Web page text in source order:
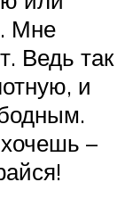
Мне
Ведь так
и
–